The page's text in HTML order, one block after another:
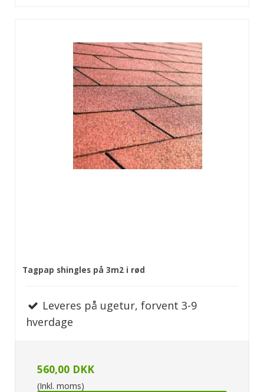
Tagpap shingles på 3m2 i rød
Leveres på ugetur, forvent 3-9
hverdage
560,00 DKK
(Inkl. moms)